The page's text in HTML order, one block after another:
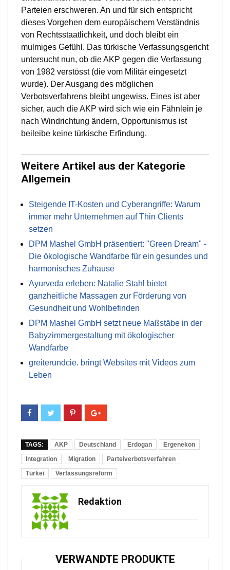
Parteien erschweren. An und für sich entspricht
dieses Vorgehen dem europäischem Verständnis
von Rechtsstaatlichkeit, und doch bleibt ein
mulmiges Gefühl. Das türkische Verfassungsgericht
untersucht nun, ob die AKP gegen die Verfassung
von 1982 verstösst (die vom Militär eingesetzt
wurde). Der Ausgang des möglichen
Verbotsverfahrens bleibt ungewiss. Eines ist aber
sicher, auch die AKP wird sich wie ein Fähnlein je
nach Windrichtung ändern, Opportunismus ist
beileibe keine türkische Erfindung.
Weitere Artikel aus der Kategorie
Allgemein
Steigende IT-Kosten und Cyberangriffe: Warum
immer mehr Unternehmen auf Thin Clients
setzen
DPM Mashel GmbH präsentiert: "Green Dream" -
Die ökologische Wandfarbe für ein gesundes und
harmonisches Zuhause
Ayurveda erleben: Natalie Stahl bietet
ganzheitliche Massagen zur Förderung von
Gesundheit und Wohlbefinden
DPM Mashel GmbH setzt neue Maßstäbe in der
Babyzimmergestaltung mit ökologischer
Wandfarbe
greiterundcie. bringt Websites mit Videos zum
Leben
TAGS: AKP Deutschland Erdogan
Ergenekon
Integration
Migration
Parteiverbotsverfahren
Türkei
Verfassungsreform
Redaktion
VERWANDTE PRODUKTE